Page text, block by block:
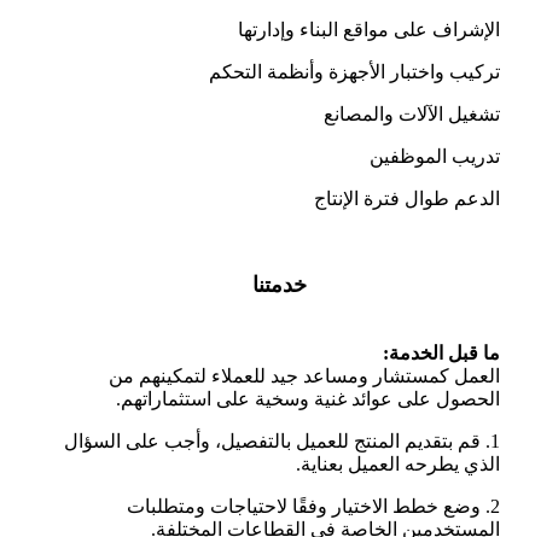
الإشراف على مواقع البناء وإدارتها
تركيب واختبار الأجهزة وأنظمة التحكم
تشغيل الآلات والمصانع
تدريب الموظفين
الدعم طوال فترة الإنتاج
خدمتنا
ما قبل الخدمة:
العمل كمستشار ومساعد جيد للعملاء لتمكينهم من
الحصول على عوائد غنية وسخية على استثماراتهم.
1. قم بتقديم المنتج للعميل بالتفصيل، وأجب على السؤال
الذي يطرحه العميل بعناية.
2. وضع خطط الاختيار وفقًا لاحتياجات ومتطلبات
المستخدمين الخاصة في القطاعات المختلفة.